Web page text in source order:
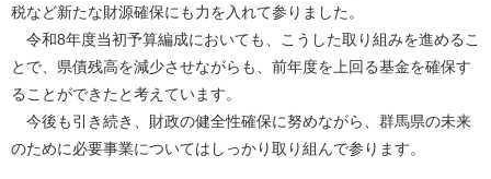
税など新たな財源確保にも力を入れて参りました。
令和8年度当初予算編成においても、こうした取り組みを進めるこ
とで、県債残高を減少させながらも、前年度を上回る基金を確保す
ることができたと考えています。
今後も引き続き、財政の健全性確保に努めながら、群馬県の未来
のために必要事業についてはしっかり取り組んで参ります。